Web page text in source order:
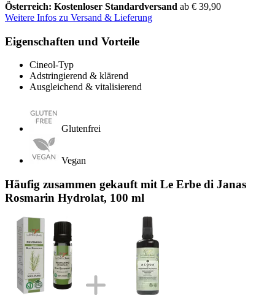
Österreich: Kostenloser Standardversand ab € 39,90
Weitere Infos zu Versand & Lieferung
Eigenschaften und Vorteile
Cineol-Typ
Adstringierend & klärend
Ausgleichend & vitalisierend
Glutenfrei
Vegan
Häufig zusammen gekauft mit Le Erbe di Janas
Rosmarin Hydrolat, 100 ml